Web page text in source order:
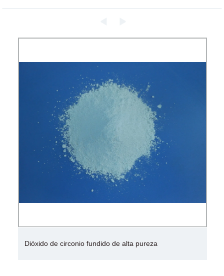
Dióxido de circonio fundido de alta pureza